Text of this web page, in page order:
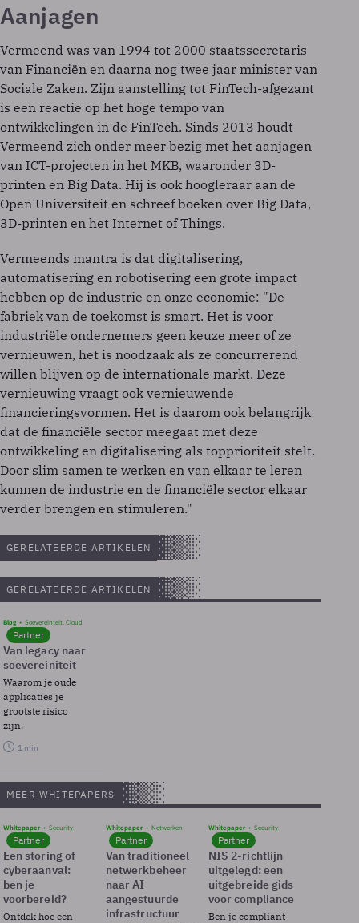
Aanjagen
Vermeend was van 1994 tot 2000 staatssecretaris
van Financiën en daarna nog twee jaar minister van
Sociale Zaken. Zijn aanstelling tot FinTech-afgezant
is een reactie op het hoge tempo van
ontwikkelingen in de FinTech. Sinds 2013 houdt
Vermeend zich onder meer bezig met het aanjagen
van ICT-projecten in het MKB, waaronder 3D-
printen en Big Data. Hij is ook hoogleraar aan de
Open Universiteit en schreef boeken over Big Data,
3D-printen en het Internet of Things.
Vermeends mantra is dat digitalisering,
automatisering en robotisering een grote impact
hebben op de industrie en onze economie: "De
fabriek van de toekomst is smart. Het is voor
industriële ondernemers geen keuze meer of ze
vernieuwen, het is noodzaak als ze concurrerend
willen blijven op de internationale markt. Deze
vernieuwing vraagt ook vernieuwende
financieringsvormen. Het is daarom ook belangrijk
dat de financiële sector meegaat met deze
ontwikkeling en digitalisering als topprioriteit stelt.
Door slim samen te werken en van elkaar te leren
kunnen de industrie en de financiële sector elkaar
verder brengen en stimuleren."
GERELATEERDE ARTIKELEN
GERELATEERDE ARTIKELEN
Blog Soevereinteit, Cloud
Partner
Van legacy naar
soevereiniteit
Waarom je oude
applicaties je
grootste risico
zijn.
1 min
MEER WHITEPAPERS
Whitepaper Security
Partner
Een storing of
cyberaanval:
ben je
voorbereid?
Ontdek hoe een
Whitepaper Netwerken
Partner
Van traditioneel
netwerkbeheer
naar AI
aangestuurde
infrastructuur
Whitepaper Security
Partner
NIS 2-richtlijn
uitgelegd: een
uitgebreide gids
voor compliance
Ben je compliant